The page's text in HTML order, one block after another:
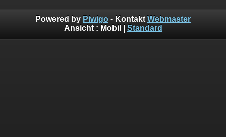
Powered by Piwigo - Kontakt Webmaster
Ansicht : Mobil Standard